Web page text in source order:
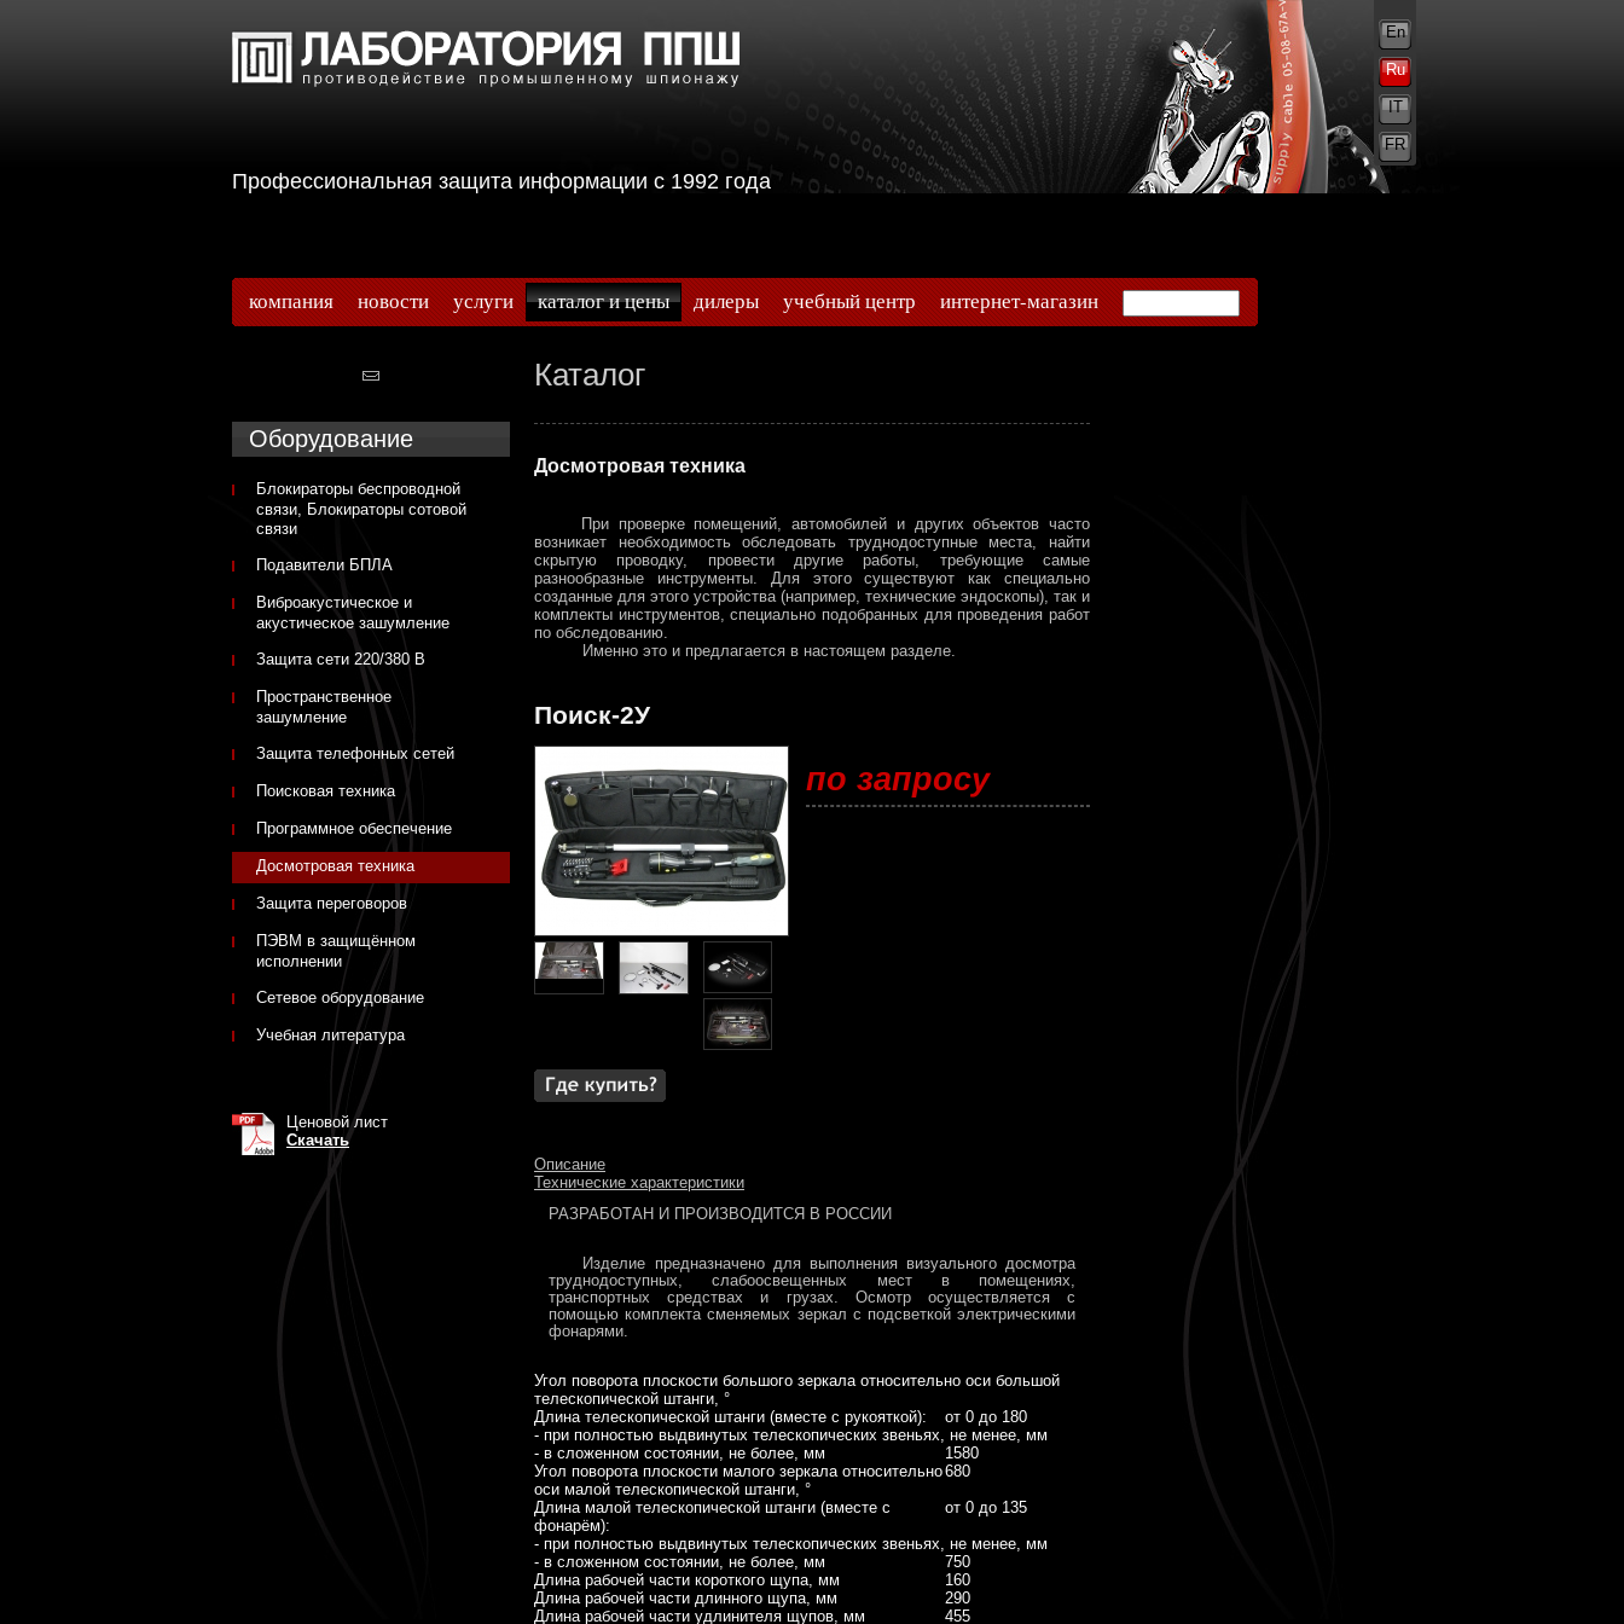
Профессиональная защита информации с 1992 года
En
Ru
IT
FR
компания новости услуги каталог и цены дилеры учебный центр интернет-магазин
Каталог
Досмотровая техника
При проверке помещений, автомобилей и других объектов часто
возникает необходимость обследовать труднодоступные места, найти
скрытую проводку, провести другие работы, требующие самые
разнообразные инструменты. Для этого существуют как специально
созданные для этого устройства (например, технические эндоскопы), так и
комплекты инструментов, специально подобранных для проведения работ
по обследованию.
Именно это и предлагается в настоящем разделе.
Поиск-2У
по запросу
Описание
Технические характеристики
РАЗРАБОТАН И ПРОИЗВОДИТСЯ В РОССИИ
Изделие предназначено для выполнения визуального досмотра
труднодоступных, слабоосвещенных мест в помещениях,
транспортных средствах и грузах. Осмотр осуществляется с
помощью комплекта сменяемых зеркал с подсветкой электрическими
фонарями.
Угол поворота плоскости большого зеркала относительно оси большой
телескопической штанги, °
от 0 до 180
Длина телескопической штанги (вместе с рукояткой):
- при полностью выдвинутых телескопических звеньях, не менее, мм
1580
- в сложенном состоянии, не более, мм
680
Угол поворота плоскости малого зеркала относительно
оси малой телескопической штанги, °
от 0 до 135
Длина малой телескопической штанги (вместе с
фонарём):
- при полностью выдвинутых телескопических звеньях, не менее, мм
750
- в сложенном состоянии, не более, мм
160
Длина рабочей части короткого щупа, мм
290
Длина рабочей части длинного щупа, мм
455
Длина рабочей части удлинителя щупов, мм
Оборудование
Блокираторы беспроводной
связи, Блокираторы сотовой
связи
Подавители БПЛА
Виброакустическое и
акустическое зашумление
Защита сети 220/380 В
Пространственное
зашумление
Защита телефонных сетей
Поисковая техника
Программное обеспечение
Досмотровая техника
Защита переговоров
ПЭВМ в защищённом
исполнении
Сетевое оборудование
Учебная литература
Ценовой лист
Скачать